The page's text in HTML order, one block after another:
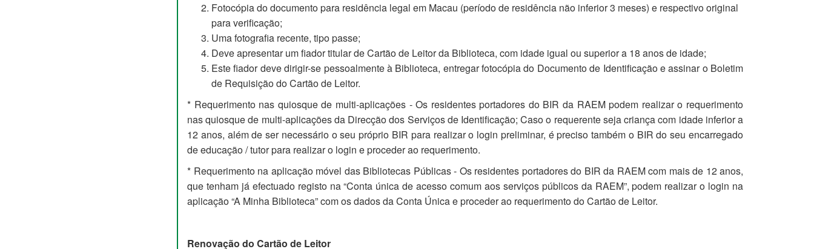
Fotocópia do documento para residência legal em Macau (período de residência não inferior 3 meses) e respectivo original
para verificação;
Uma fotografia recente, tipo passe;
Deve apresentar um fiador titular de Cartão de Leitor da Biblioteca, com idade igual ou superior a 18 anos de idade;
Este fiador deve dirigir-se pessoalmente à Biblioteca, entregar fotocópia do Documento de Identificação e assinar o Boletim
de Requisição do Cartão de Leitor.
* Requerimento nas quiosque de multi-aplicações - Os residentes portadores do BIR da RAEM podem realizar o requerimento
nas quiosque de multi-aplicações da Direcção dos Serviços de Identificação; Caso o requerente seja criança com idade inferior a
12 anos, além de ser necessário o seu próprio BIR para realizar o login preliminar, é preciso também o BIR do seu encarregado
de educação / tutor para realizar o login e proceder ao requerimento.
* Requerimento na aplicação móvel das Bibliotecas Públicas - Os residentes portadores do BIR da RAEM com mais de 12 anos,
que tenham já efectuado registo na “Conta única de acesso comum aos serviços públicos da RAEM”, podem realizar o login na
aplicação “A Minha Biblioteca” com os dados da Conta Única e proceder ao requerimento do Cartão de Leitor.
Renovação do Cartão de Leitor